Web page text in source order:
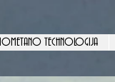
TECHNOLOGIJA